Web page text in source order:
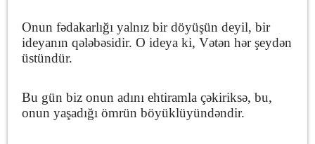
Onun fədakarlığı yalnız bir döyüşün deyil, bir
ideyanın qələbəsidir. O ideya ki, Vətən hər şeydən
üstündür.
Bu gün biz onun adını ehtiramla çəkiriksə, bu,
onun yaşadığı ömrün böyüklüyündəndir.